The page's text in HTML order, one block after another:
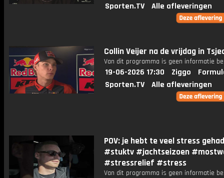
Sporten.TV
Alle afleveringen
Collin Veijer na de vrijdag in
Van dit programma is geen informatie
19-06-2026 17:30 Ziggo
Sporten.TV
Alle afleveringen
POV: je hebt te veel stress
#stuktv #jachtseizoen
#stressrelief #stress
Van dit programma is geen informatie